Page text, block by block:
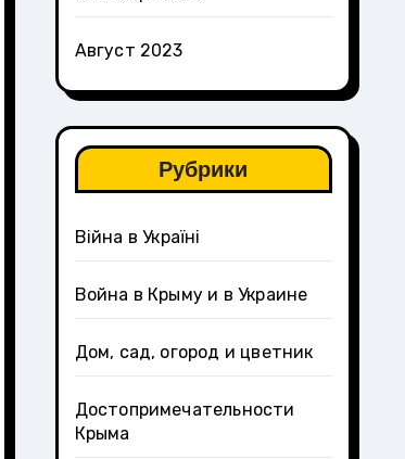
Август 2023
Рубрики
Війна в Україні
Война в Крыму и в Украине
Дом, сад, огород и цветник
Достопримечательности
Крыма